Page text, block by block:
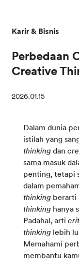
Karir & Bisnis
Perbedaan
Creative
2026.01.15
Dalam dunia
istilah yang
thinkingdan
sama masuk
penting, tetapi
dalam
thinking berarti
thinking hanya
Padahal, arti
thinking lebih
Memahami
membantu